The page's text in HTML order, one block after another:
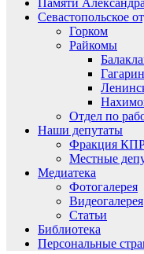
Севастопольское
Горком
Райкомы
Отдел по
Наши депутаты
Фракция
Местные
Медиатека
Фотогалерея
Видеогалерея
Статьи
Библиотека
Персональные